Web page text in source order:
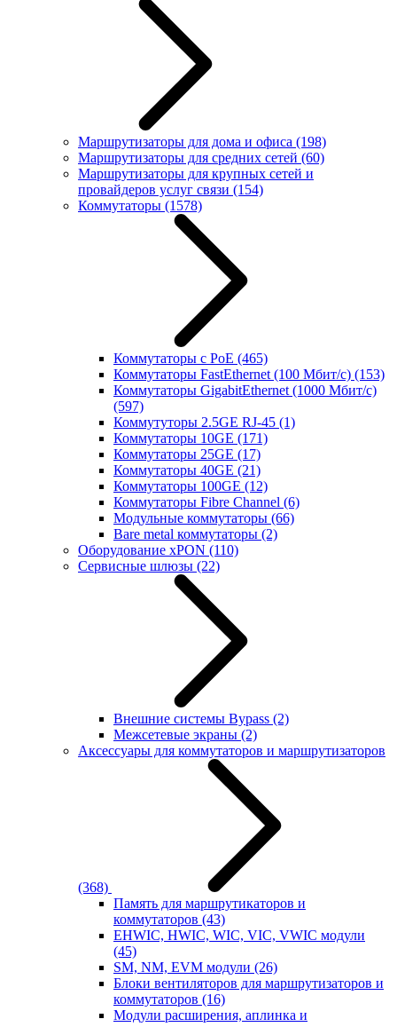
Маршрутизаторы для дома и офиса (198)
Маршрутизаторы для средних сетей (60)
Маршрутизаторы для крупных сетей и
провайдеров услуг связи (154)
Коммутаторы (1578)
Коммутаторы с PoE (465)
Коммутаторы FastEthernet (100 Мбит/с) (153)
Коммутаторы GigabitEthernet (1000 Мбит/с)
(597)
Коммутуторы 2.5GE RJ-45 (1)
Коммутаторы 10GE (171)
Коммутаторы 25GE (17)
Коммутаторы 40GE (21)
Коммутаторы 100GE (12)
Коммутаторы Fibre Channel (6)
Модульные коммутаторы (66)
Bare metal коммутаторы (2)
Оборудование xPON (110)
Сервисные шлюзы (22)
Внешние системы Bypass (2)
Межсетевые экраны (2)
Аксессуары для коммутаторов и маршрутизаторов
(368)
Память для маршрутикаторов и
коммутаторов (43)
EHWIC, HWIC, WIC, VIC, VWIC модули
(45)
SM, NM, EVM модули (26)
Блоки вентиляторов для маршрутизаторов и
коммутаторов (16)
Модули расширения, аплинка и